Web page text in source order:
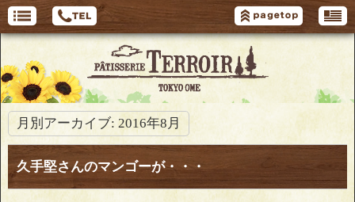
月別アーカイブ: 2016年8月
久手堅さんのマンゴーが・・・